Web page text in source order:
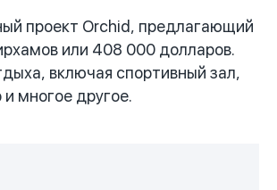
проект Orchid, предлагающий
или 408 000 долларов.
включая спортивный зал,
многое другое.